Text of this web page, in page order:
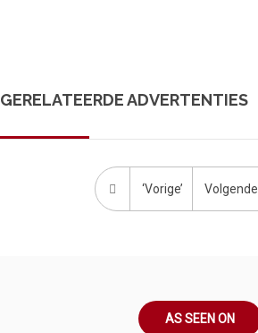
GERELATEERDE ADVERTENTIES
‘Vorige’ Volgende
AS SEEN ON